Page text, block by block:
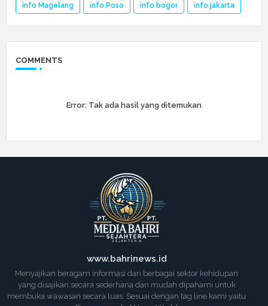
info Magelang info Poso info bogor info jakarta
COMMENTS
Error: Tak ada hasil yang ditemukan
www.bahrinews.id
Menyajikan beragam informasi dari berbagai sektor kehidupan
yang disajikan secara sederhana dan mudah dipahami untuk
membuka wawasan secara luas. Sesuai dengan tag line kami yaitu